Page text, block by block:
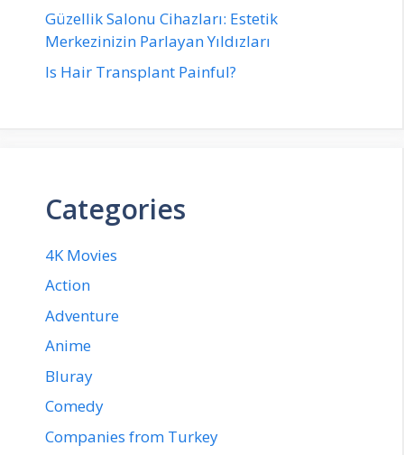
Güzellik Salonu Cihazları: Estetik
Merkezinizin Parlayan Yıldızları
Is Hair Transplant Painful?
Categories
4K Movies
Action
Adventure
Anime
Bluray
Comedy
Companies from Turkey